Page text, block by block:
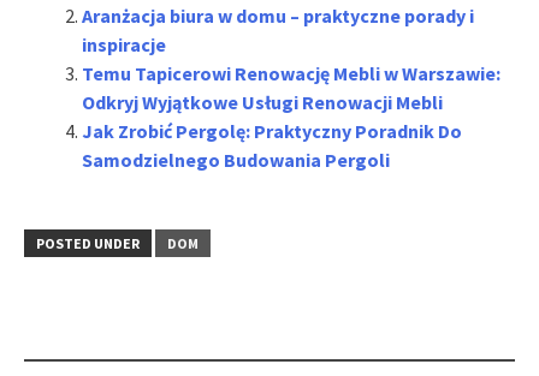
Aranżacja biura w domu – praktyczne porady i
inspiracje
Temu Tapicerowi Renowację Mebli w Warszawie:
Odkryj Wyjątkowe Usługi Renowacji Mebli
Jak Zrobić Pergolę: Praktyczny Poradnik Do
Samodzielnego Budowania Pergoli
POSTED UNDER DOM